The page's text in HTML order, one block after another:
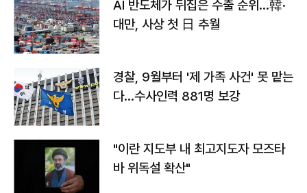
AI 반도체가 뒤집은 수출 순위…韓·
대만, 사상 첫 日 추월
경찰, 9월부터 '제 가족 사건' 못 맡는
다…수사인력 881명 보강
"이란 지도부 내 최고지도자 모즈타
바 위독설 확산"